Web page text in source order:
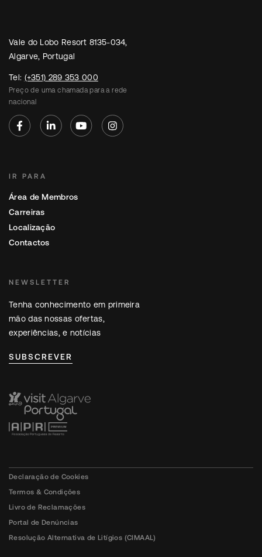
Vale do Lobo Resort 8135-034,
Algarve, Portugal
Tel: (+351) 289 353 000
Preço de uma chamada para a rede
nacional
IR PARA
Área de Membros
Carreiras
Localização
Contactos
NEWSLETTER
Tenha conhecimento em primeira
mão das nossas ofertas,
experiências, e notícias
SUBSCREVER
Declaração de Cookies
Termos & Condições
Livro de Reclamações
Portal de Denúncias
Resolução Alternativa de Litígios (CIMAAL)